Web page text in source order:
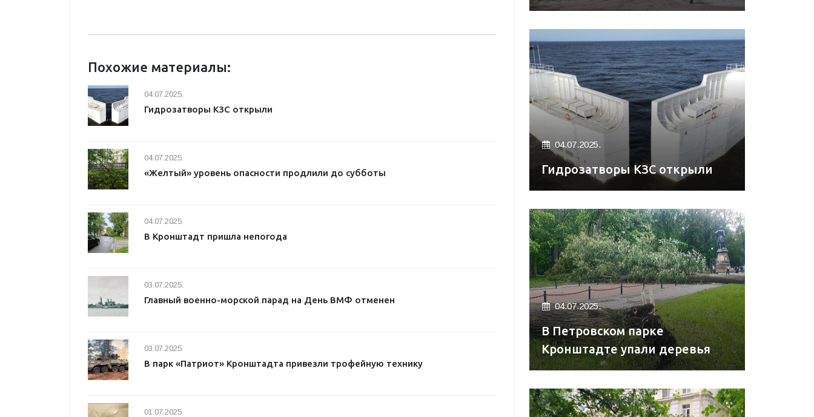
Похожие материалы:
04.07.2025.
Гидрозатворы КЗС открыли
04.07.2025.
«Желтый» уровень опасности продлили до субботы
04.07.2025.
В Кронштадт пришла непогода
03.07.2025.
Главный военно-морской парад на День ВМФ отменен
03.07.2025.
В парк «Патриот» Кронштадта привезли трофейную технику
01.07.2025.
04.07.2025.
Гидрозатворы КЗС открыли
04.07.2025.
В Петровском парке
Кронштадте упали деревья